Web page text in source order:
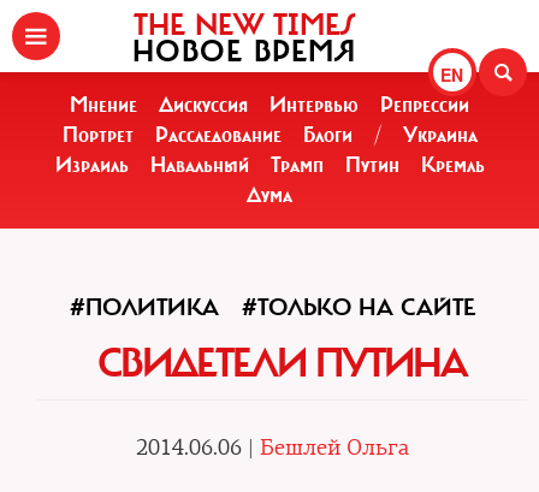
EN
THE NEW TIMES
НОВОЕ ВРЕМЯ
Мнение Дискуссия Интервью
Репрессии
Портрет
Расследование Блоги /
Украина
Израиль
Навальный Трамп Путин
Кремль
Дума
#ПОЛИТИКА #ТОЛЬКО НА САЙТЕ
СВИДЕТЕЛИ ПУТИНА
2014.06.06 | Бешлей Ольга